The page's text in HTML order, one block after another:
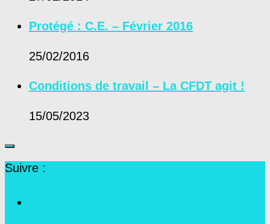
Protégé : C.E. – Février 2016
25/02/2016
Conditions de travail – La CFDT agit !
15/05/2023
Suivre :